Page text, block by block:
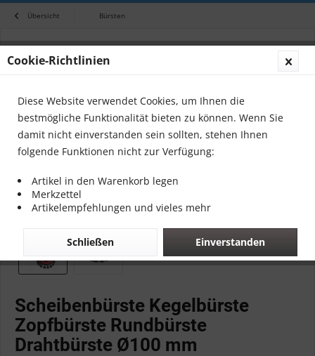
Übersicht Bürsten
Scheibenbürste Kegelbürste
Zopfbürste Rundbürste
Drahtbürste Ø100 mm
Cookie-Richtlinien
Diese Website verwendet Cookies, um Ihnen die
bestmögliche Funktionalität bieten zu können. Wenn Sie
damit nicht einverstanden sein sollten, stehen Ihnen
folgende Funktionen nicht zur Verfügung:
Artikel in den Warenkorb legen
Merkzettel
Artikelempfehlungen und vieles mehr
Einverstanden
Schließen